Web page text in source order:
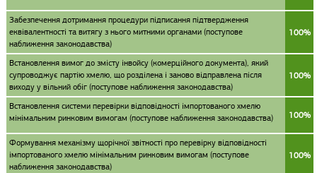
Забезпечення дотримання процедури підписання підтвердження
еквівалентності та витягу з нього митними органами (поступове
наближення законодавства)
100%
Встановлення вимог до змісту інвойсу (комерційного документа), який
супроводжує партію хмелю, що розділена і заново відправлена після
виходу у вільний обіг (поступове наближення законодавства)
100%
Встановлення системи перевірки відповідності імпортованого хмелю
мінімальним ринковим вимогам (поступове наближення законодавства)
100%
Формування механізму щорічної звітності про перевірку відповідності
імпортованого хмелю мінімальним ринковим вимогам (поступове
наближення законодавства)
100%